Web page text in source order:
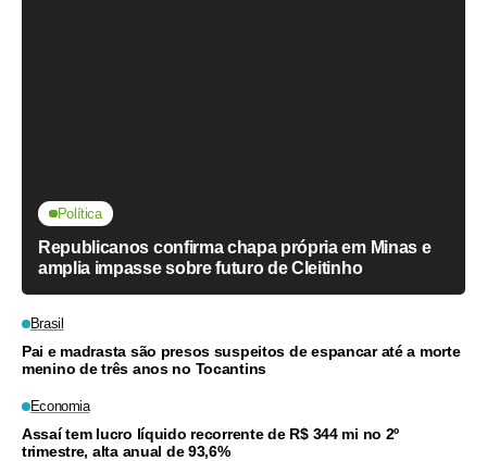
Política
Republicanos confirma chapa própria em Minas e
amplia impasse sobre futuro de Cleitinho
Brasil
Pai e madrasta são presos suspeitos de espancar até a morte
menino de três anos no Tocantins
Economia
Assaí tem lucro líquido recorrente de R$ 344 mi no 2º
trimestre, alta anual de 93,6%